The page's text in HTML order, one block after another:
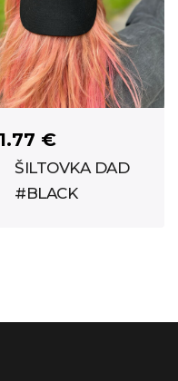
€
ŠILTOVKA DAD
#BLACK